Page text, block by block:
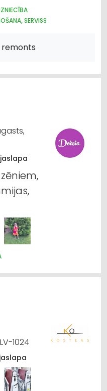
SERVISS
TREPES, KĀPNES
PROFESIONĀLĀ
1024